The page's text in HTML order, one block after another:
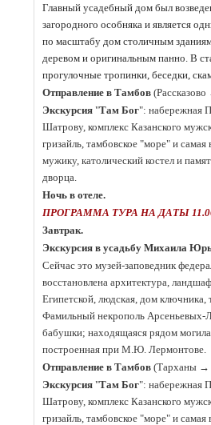
Главный усадебный дом был
загородного особняка и является
по масштабу дом столичным
деревом и оригинальным панно. В
прогулочные тропинки, беседки,
Отправление в Тамбов (Рассказово
Экскурсия "Там Бог": набережная
Шатрову, комплекс Казанского
гризайль, тамбовское "море" и
мужику, католический костел и
дворца.
Ночь в отеле.
ПРОГРАММА ТУРА НА ДАТЫ
Завтрак.
Экскурсия в усадьбу Михаила
Сейчас это музей-заповедник
восстановлена архитектура,
Египетской, людская, дом
Фамильный некрополь Арсеньевых-
бабушки; находящаяся рядом
построенная при М.Ю. Лермонтове.
Отправление в Тамбов (Тарханы →
Экскурсия "Там Бог": набережная
Шатрову, комплекс Казанского
гризайль, тамбовское "море" и